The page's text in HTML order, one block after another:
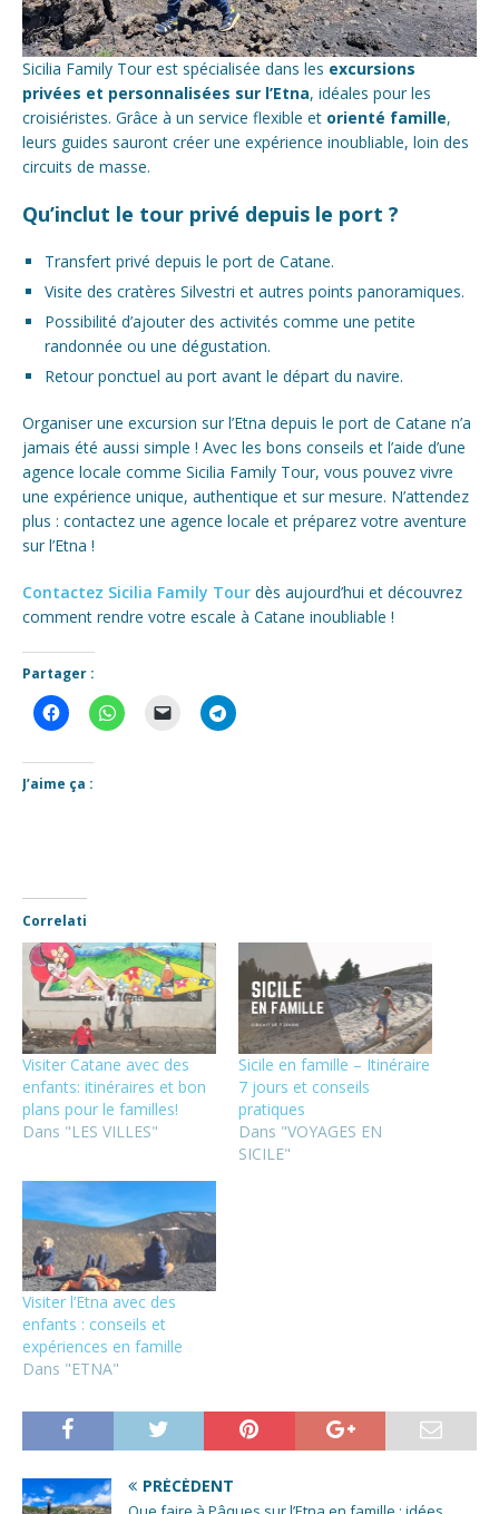
Sicilia Family Tour est spécialisée dans les excursions
privées et personnalisées sur l’Etna, idéales pour les
croisiéristes. Grâce à un service flexible et orienté famille,
leurs guides sauront créer une expérience inoubliable, loin des
circuits de masse.
Qu’inclut le tour privé depuis le port ?
Transfert privé depuis le port de Catane.
Visite des cratères Silvestri et autres points panoramiques.
Possibilité d’ajouter des activités comme une petite
randonnée ou une dégustation.
Retour ponctuel au port avant le départ du navire.
Organiser une excursion sur l’Etna depuis le port de Catane n’a
jamais été aussi simple ! Avec les bons conseils et l’aide d’une
agence locale comme Sicilia Family Tour, vous pouvez vivre
une expérience unique, authentique et sur mesure. N’attendez
plus : contactez une agence locale et préparez votre aventure
sur l’Etna !
Contactez Sicilia Family Tour dès aujourd’hui et découvrez
comment rendre votre escale à Catane inoubliable !
Partager :
J’aime ça :
Correlati
Visiter Catane avec des
enfants: itinéraires et bon
plans pour le familles!
Dans "LES VILLES"
Sicile en famille – Itinéraire
7 jours et conseils
pratiques
Dans "VOYAGES EN
SICILE"
Visiter l’Etna avec des
enfants : conseils et
expériences en famille
Dans "ETNA"
PRÉCÉDENT